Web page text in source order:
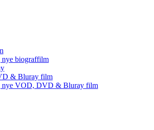
nye biograffilm
& Bluray film
nye VOD, DVD & Bluray film